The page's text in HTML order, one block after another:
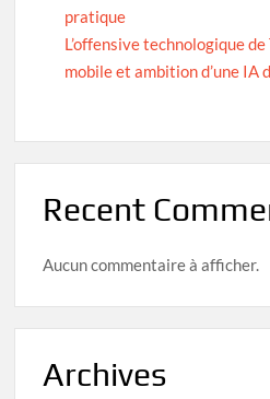
pratique
L’offensive technologique
mobile et ambition d’une IA
Recent
Aucun commentaire à afficher.
Archives